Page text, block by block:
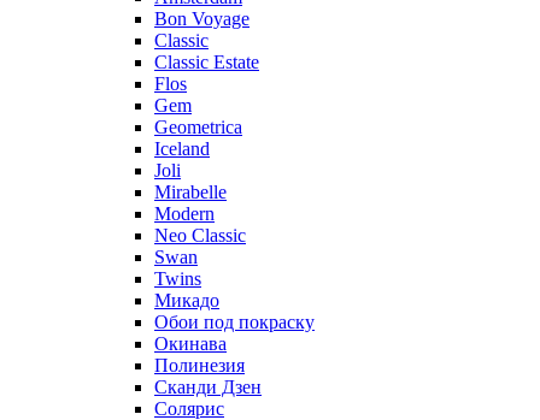
Bon Voyage
Classic
Classic Estate
Flos
Gem
Geometrica
Iceland
Joli
Mirabelle
Modern
Neo Classic
Swan
Twins
Микадо
Обои под покраску
Окинава
Полинезия
Сканди Дзен
Солярис